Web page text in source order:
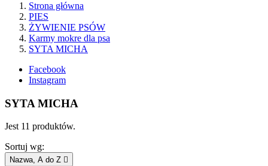
Strona główna
PIES
ŻYWIENIE PSÓW
Karmy mokre dla psa
SYTA MICHA
Facebook
Instagram
SYTA MICHA
Jest 11 produktów.
Sortuj wg:
Nazwa, A do Z 